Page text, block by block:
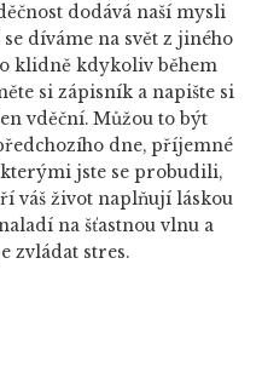
dodává naší mysli
díváme na svět z jiného
klidně kdykoliv během
si zápisník a napište si
vděční. Můžou to být
dne, příjemné
jste se probudili,
váš život naplňují láskou
na šťastnou vlnu a
zvládat stres.